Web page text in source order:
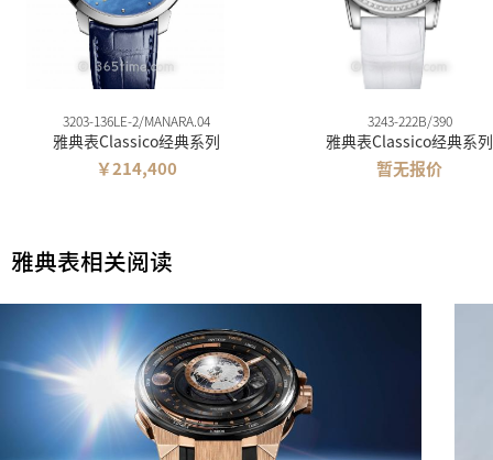
3203-136LE-2/MANARA.04
雅典表Classico经典系列
￥214,400
3243-222B/390
雅典表Classico经典系列
暂无报价
雅典表相关阅读